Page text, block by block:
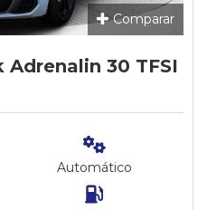
Comparar
Adrenalin 30 TFSI
Automático